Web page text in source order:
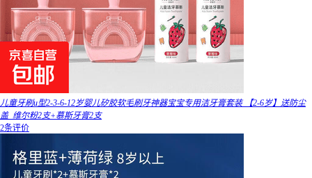
儿童牙刷u型2-3-6-12岁婴儿矽胶软毛刷牙神器宝宝专用洁牙膏套装 【2-6岁】送防尘
盖_维尔粉2支+慕斯牙膏2支
2条评价